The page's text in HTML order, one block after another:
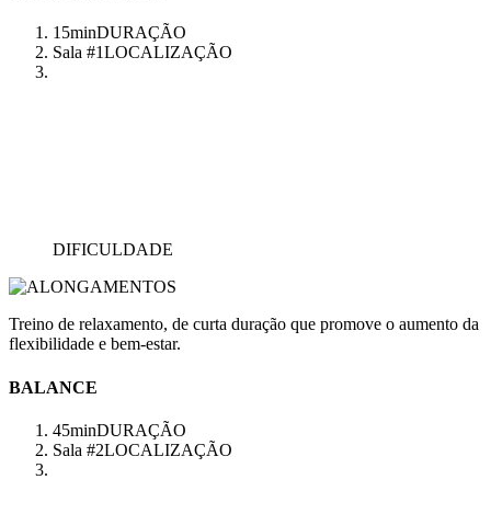
15minDURAÇÃO
Sala #1LOCALIZAÇÃO
DIFICULDADE
Treino de relaxamento, de curta duração que promove o aumento da
flexibilidade e bem-estar.
BALANCE
45minDURAÇÃO
Sala #2LOCALIZAÇÃO